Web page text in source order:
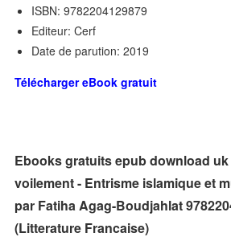
ISBN: 9782204129879
Editeur: Cerf
Date de parution: 2019
Télécharger eBook gratuit
Ebooks gratuits epub download
voilement - Entrisme islamique et
par Fatiha Agag-Boudjahlat
(Litterature Francaise)